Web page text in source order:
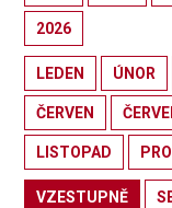
2026
LEDEN ÚNOR
ČERVEN
LISTOPAD
VZESTUPNĚ